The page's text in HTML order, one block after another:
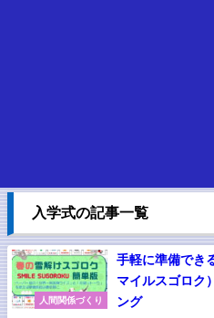
入学式の記事一覧
人間関係づくり
手軽に準備でき
マイルスゴロク
ング